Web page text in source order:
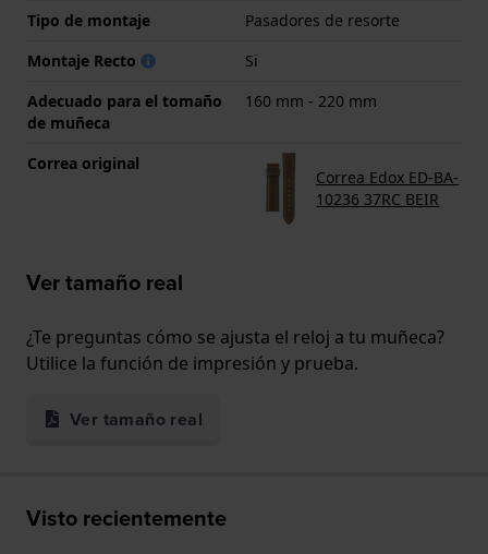
Tipo de montaje
Pasadores de resorte
Montaje Recto
Si
Adecuado para el tomaño
de muñeca
160 mm - 220 mm
Correa original
Correa Edox ED-BA-
10236 37RC BEIR
Ver tamaño real
¿Te preguntas cómo se ajusta el reloj a tu muñeca?
Utilice la función de impresión y prueba.
Ver tamaño real
Visto recientemente